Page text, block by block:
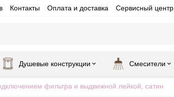
Контакты Оплата и доставка Сервисный центр
Душевые конструкции Смесители
фильтра и выдвижной лейкой, сатин